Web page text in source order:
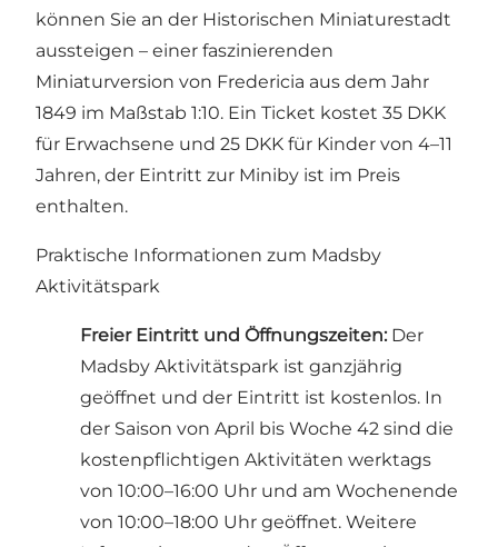
können Sie an der Historischen Miniaturestadt
aussteigen – einer faszinierenden
Miniaturversion von Fredericia aus dem Jahr
1849 im Maßstab 1:10. Ein Ticket kostet 35 DKK
für Erwachsene und 25 DKK für Kinder von 4–11
Jahren, der Eintritt zur Miniby ist im Preis
enthalten.
Praktische Informationen zum Madsby
Aktivitätspark
Freier Eintritt und Öffnungszeiten: Der
Madsby Aktivitätspark ist ganzjährig
geöffnet und der Eintritt ist kostenlos. In
der Saison von April bis Woche 42 sind die
kostenpflichtigen Aktivitäten werktags
von 10:00–16:00 Uhr und am Wochenende
von 10:00–18:00 Uhr geöffnet. Weitere